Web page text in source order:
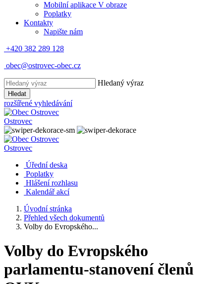
Mobilní aplikace V obraze
Poplatky
Kontakty
Napište nám
+420 382 289 128
obec@ostrovec-obec.cz
Hledaný výraz
Hledat
rozšířené vyhledávání
Ostrovec
Ostrovec
Úřední deska
Poplatky
Hlášení rozhlasu
Kalendář akcí
Úvodní stránka
Přehled všech dokumentů
Volby do Evropského...
Volby do Evropského
parlamentu-stanovení členů